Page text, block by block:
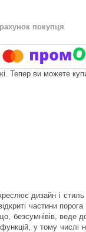
покупця
Тепер ви можете
дизайн і
частини
безсумнівів, веде
у тому числі